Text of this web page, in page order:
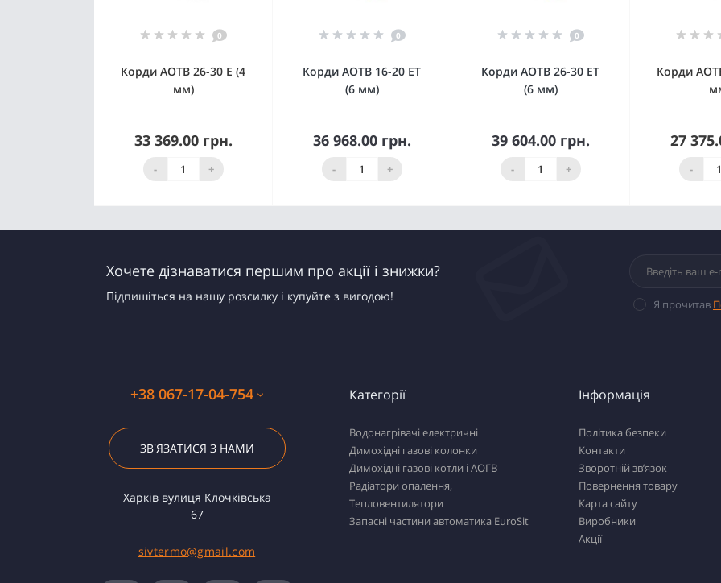
0
Корди АОТВ 26-30 Е (4
мм)
33 369.00 грн.
- +
Немає в наявності
0
Корди АОТВ 16-20 ЕТ
(6 мм)
36 968.00 грн.
- +
Купити
0
Корди АОТВ 26-30 ЕT
(6 мм)
39 604.00 грн.
- +
Купити
Корди
27
-
Немає
Хочете дізнаватися першим про акції і знижки?
Підпишіться на нашу розсилку і купуйте з вигодою!
Я прочитав
+38 067-17-04-754
ЗВ'ЯЗАТИСЯ З НАМИ
Харків вулиця Клочківська
67
sivtermo@gmail.com
Категорії
Водонагрівачі електричні
Димохідні газові колонки
Димохідні газові котли і АОГВ
Радіатори опалення,
Тепловентилятори
Запасні частини автоматика EuroSit
Інформація
Політика безпеки
Контакти
Зворотній зв’язок
Повернення товару
Карта сайту
Виробники
Акції